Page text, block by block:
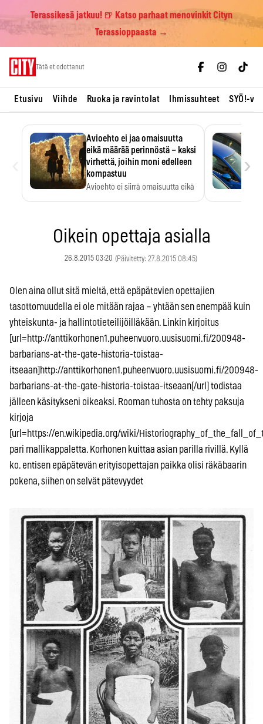
Terassikesä jatkuu! 🍺 Katso parhaat menovinkit Cityn
Terassioppaasta →
Tätä et odottanut
Etusivu Viihde Ruoka ja ravintolat Ihmissuhteet SYÖ!-
Avioehto ei jaa omaisuutta
eikä määrää perinnöstä – kaksi
virhettä, joihin moni edelleen
kompastuu
Avioehto ei siirrä omaisuutta eikä
›
Oikein opettaja asialla
26.8.2015 03:20 (Päivitetty: 27.8.2015 08:45)
Olen aina ollut sitä mieltä, että epäpätevien opettajien
tasottomuudella ei ole mitään rajaa – yhtään sen enempää kuin
yhteiskunta- ja hallintotieteilijöilläkään. Linkin kirjoitus
[url=http://anttikorhonen1.puheenvuoro.uusisuomi.fi/200948-
barbarians-at-the-gate-historia-toistaa-
itseaan]http://anttikorhonen1.puheenvuoro.uusisuomi.fi/200948-
barbarians-at-the-gate-historia-toistaa-itseaan[/url] todistaa
jälleen käsitykseni oikeaksi. Rooman tuhosta on tehty paksuja
kirjoja
[url=https://en.wikipedia.org/wiki/
pari mallikappaletta. Korhonen kuittaa asian parilla rivillä. Kyllä
ko. entisen epäpätevän erityisopettajan paikka olisi räkäbaarin
pokena, siihen on selvät pätevyydet